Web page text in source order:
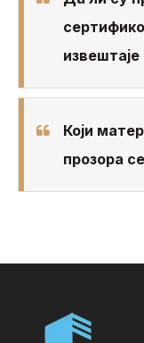
Који
прозора